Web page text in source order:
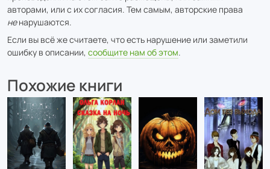
авторами, или с их согласия. Тем самым, авторские права
ненарушаются.
Если вы всё же считаете, что есть нарушение или заметили
ошибку в описании, сообщите нам об этом.
Похожие книги